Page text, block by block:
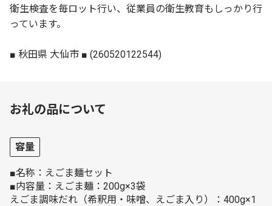
衛生検査を毎ロット行い、従業員の衛生教育もしっかり行
っています。
■ 秋田県 大仙市 ■ (260520122544)
お礼の品について
容量
■名称：えごま麺セット
■内容量：えごま麺：200g×3袋
えごま調味だれ（希釈用・味噌、えごま入り）：400g×1